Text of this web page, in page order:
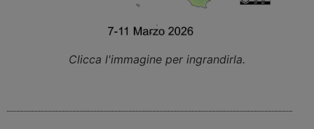
Clicca l'immagine per ingrandirla.